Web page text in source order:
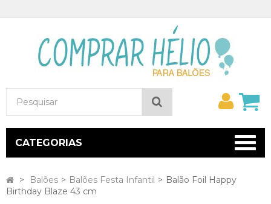
conta
CATEGORIAS
> Balões > Balões Festa Infantil > Balão Foil Happy
Birthday Blaze 43 cm